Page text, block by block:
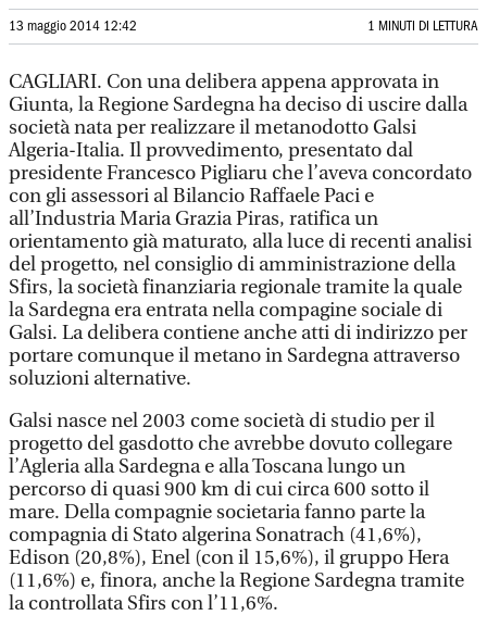
13 maggio 2014 12:42 1 MINUTI DI LETTURA
CAGLIARI. Con una delibera appena approvata in
Giunta, la Regione Sardegna ha deciso di uscire dalla
società nata per realizzare il metanodotto Galsi
Algeria-Italia. Il provvedimento, presentato dal
presidente Francesco Pigliaru che l’aveva concordato
con gli assessori al Bilancio Raffaele Paci e
all’Industria Maria Grazia Piras, ratifica un
orientamento già maturato, alla luce di recenti analisi
del progetto, nel consiglio di amministrazione della
Sfirs, la società finanziaria regionale tramite la quale
la Sardegna era entrata nella compagine sociale di
Galsi. La delibera contiene anche atti di indirizzo per
portare comunque il metano in Sardegna attraverso
soluzioni alternative.
Galsi nasce nel 2003 come società di studio per il
progetto del gasdotto che avrebbe dovuto collegare
l’Agleria alla Sardegna e alla Toscana lungo un
percorso di quasi 900 km di cui circa 600 sotto il
mare. Della compagnie societaria fanno parte la
compagnia di Stato algerina Sonatrach (41,6%),
Edison (20,8%), Enel (con il 15,6%), il gruppo Hera
(11,6%) e, finora, anche la Regione Sardegna tramite
la controllata Sfirs con l’11,6%.